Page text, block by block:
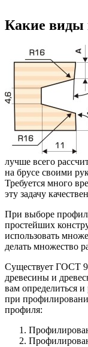
Какие виды
лучше всего
на брусе своими
Требуется много
эту задачу
При выборе
простейших
использовать
делать множество
Существует ГОСТ
древесины и
вам определиться
при
профиля: